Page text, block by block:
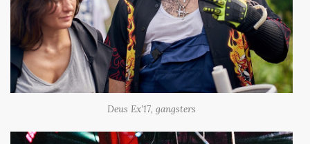
Deus Ex’17, gangsters